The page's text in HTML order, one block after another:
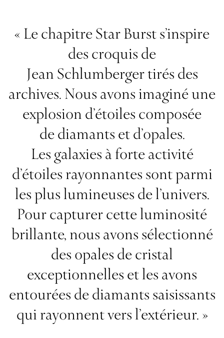
« Le chapitre Star Burst s’inspire
des croquis de
Jean Schlumberger tirés des
archives. Nous avons imaginé une
explosion d’étoiles composée
de diamants et d’opales.
Les galaxies à forte activité
d’étoiles rayonnantes sont parmi
les plus lumineuses de l’univers.
Pour capturer cette luminosité
brillante, nous avons sélectionné
des opales de cristal
exceptionnelles et les avons
entourées de diamants saisissants
qui rayonnent vers l’extérieur. »